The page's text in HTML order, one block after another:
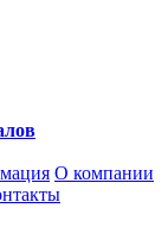
О компании